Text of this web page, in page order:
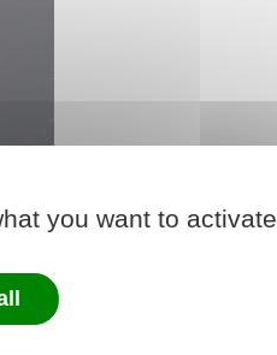
you want to activate